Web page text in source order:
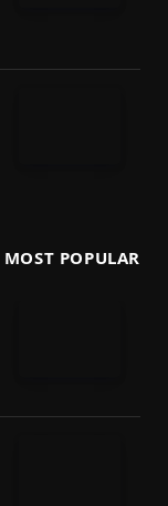
MOST POPULAR